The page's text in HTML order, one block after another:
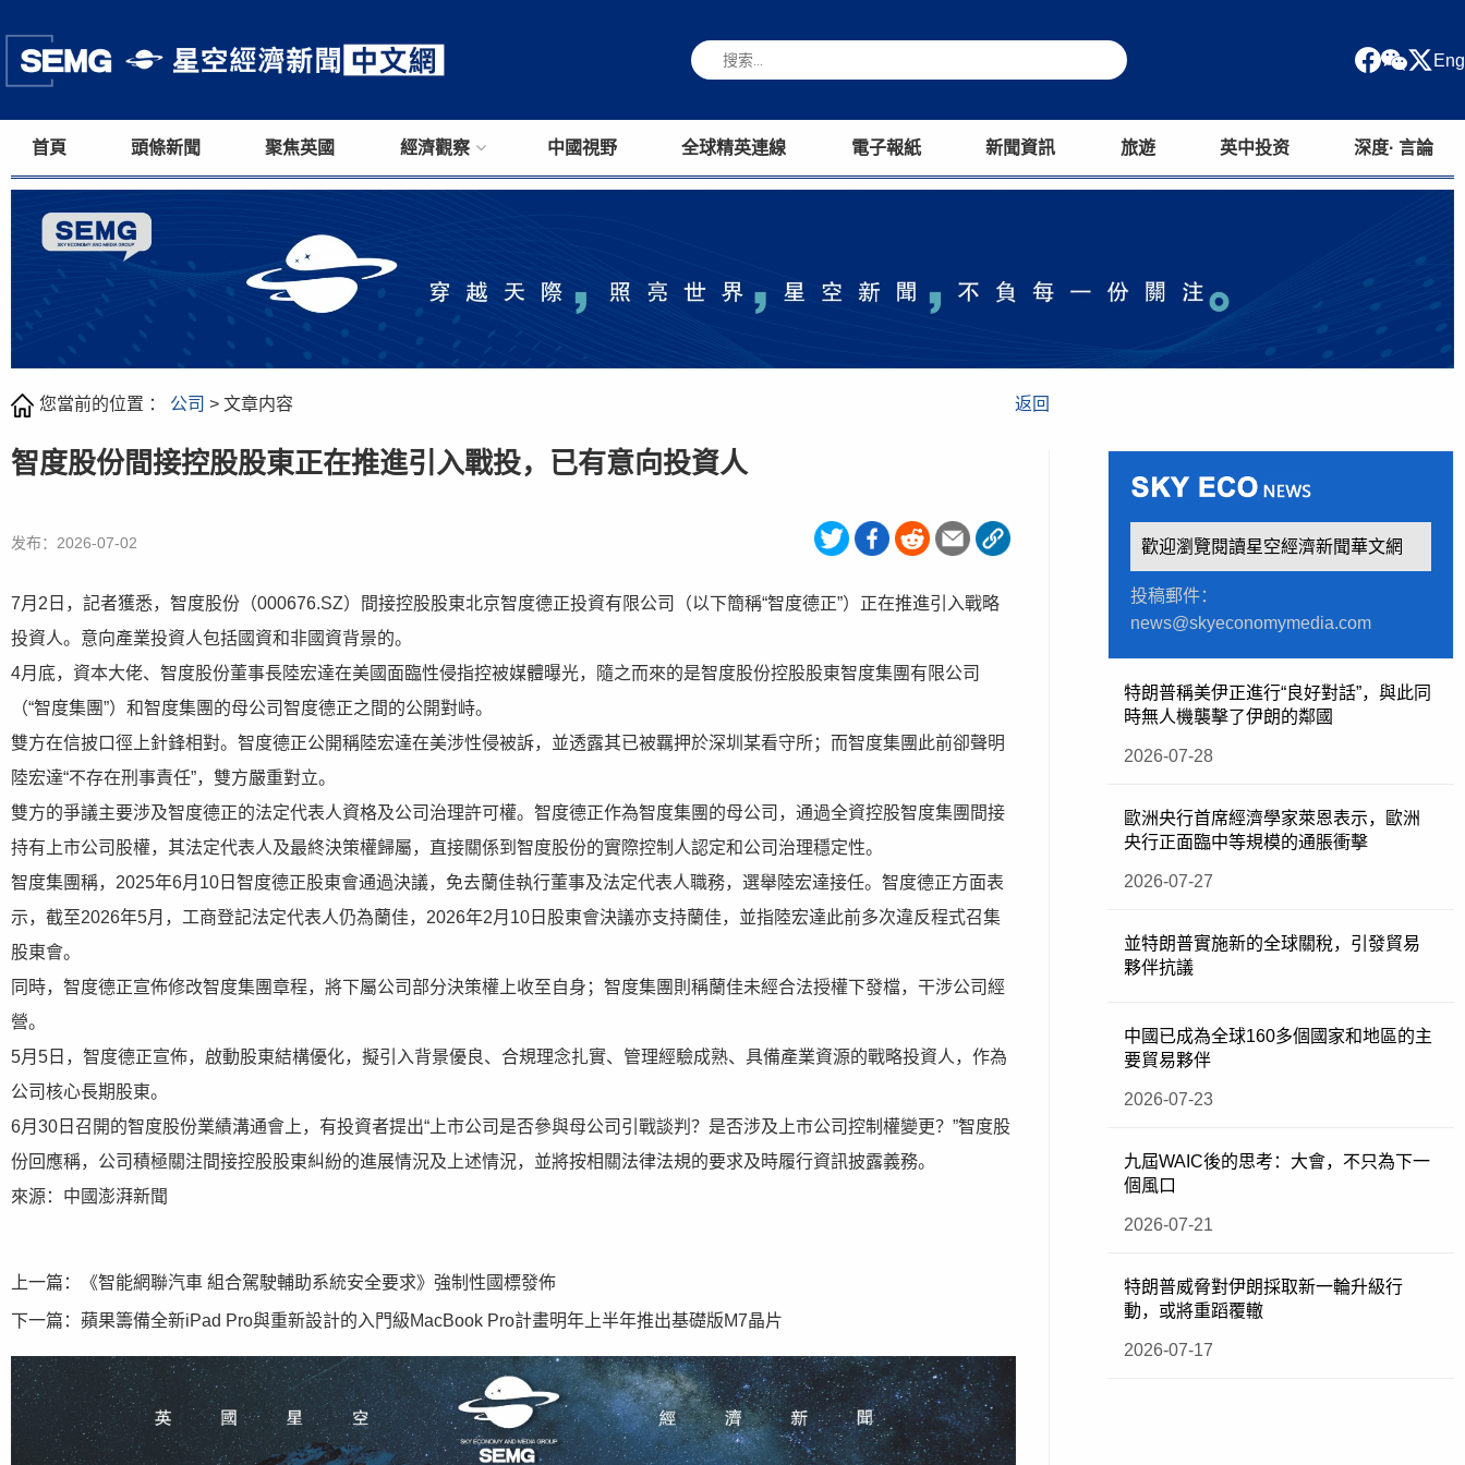
Eng
首頁 頭條新聞 聚焦英國 經濟觀察 中國視野 全球精英連線 電子報紙 新聞資訊 旅遊 英中投资 深度· 言論
您當前的位置 ： 公司 > 文章内容 返回
智度股份間接控股股東正在推進引入戰投，已有意向投資人
发布：2026-07-02
7月2日，記者獲悉，智度股份（000676.SZ）間接控股股東北京智度德正投資有限公司（以下簡稱“智度德正”）正在推進引入戰略
投資人。意向產業投資人包括國資和非國資背景的。
4月底，資本大佬、智度股份董事長陸宏達在美國面臨性侵指控被媒體曝光，隨之而來的是智度股份控股股東智度集團有限公司
（“智度集團”）和智度集團的母公司智度德正之間的公開對峙。
雙方在信披口徑上針鋒相對。智度德正公開稱陸宏達在美涉性侵被訴，並透露其已被羈押於深圳某看守所；而智度集團此前卻聲明
陸宏達“不存在刑事責任”，雙方嚴重對立。
雙方的爭議主要涉及智度德正的法定代表人資格及公司治理許可權。智度德正作為智度集團的母公司，通過全資控股智度集團間接
持有上市公司股權，其法定代表人及最終決策權歸屬，直接關係到智度股份的實際控制人認定和公司治理穩定性。
智度集團稱，2025年6月10日智度德正股東會通過決議，免去蘭佳執行董事及法定代表人職務，選舉陸宏達接任。智度德正方面表
示，截至2026年5月，工商登記法定代表人仍為蘭佳，2026年2月10日股東會決議亦支持蘭佳，並指陸宏達此前多次違反程式召集
股東會。
同時，智度德正宣佈修改智度集團章程，將下屬公司部分決策權上收至自身；智度集團則稱蘭佳未經合法授權下發檔，干涉公司經
營。
5月5日，智度德正宣佈，啟動股東結構優化，擬引入背景優良、合規理念扎實、管理經驗成熟、具備產業資源的戰略投資人，作為
公司核心長期股東。
6月30日召開的智度股份業績溝通會上，有投資者提出“上市公司是否參與母公司引戰談判？是否涉及上市公司控制權變更？”智度股
份回應稱，公司積極關注間接控股股東糾紛的進展情況及上述情況，並將按相關法律法規的要求及時履行資訊披露義務。
來源：中國澎湃新聞
上一篇： 《智能網聯汽車 組合駕駛輔助系統安全要求》強制性國標發佈
下一篇： 蘋果籌備全新iPad Pro與重新設計的入門級MacBook Pro計畫明年上半年推出基礎版M7晶片
歡迎瀏覽閱讀星空經濟新聞華文網
投稿郵件：
news@skyeconomymedia.com
特朗普稱美伊正進行“良好對話”，與此同
時無人機襲擊了伊朗的鄰國
2026-07-28
歐洲央行首席經濟學家萊恩表示，歐洲
央行正面臨中等規模的通脹衝擊
2026-07-27
並特朗普實施新的全球關稅，引發貿易
夥伴抗議
中國已成為全球160多個國家和地區的主
要貿易夥伴
2026-07-23
九屆WAIC後的思考：大會，不只為下一
個風口
2026-07-21
特朗普威脅對伊朗採取新一輪升級行
動，或將重蹈覆轍
2026-07-17